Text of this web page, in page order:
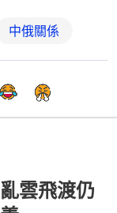
中俄關係
雲飛渡仍